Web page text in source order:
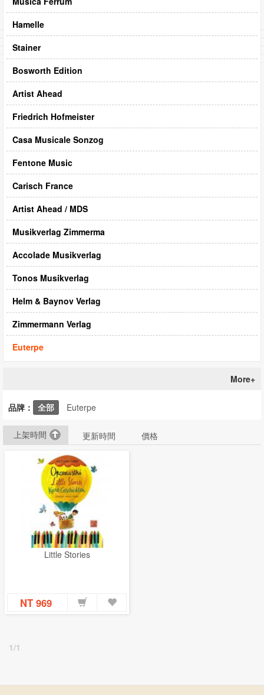
Hamelle
Stainer
Bosworth Edition
Artist Ahead
Friedrich Hofmeister
Casa Musicale Sonzog
Fentone Music
Carisch France
Artist Ahead / MDS
Musikverlag Zimmerma
Accolade Musikverlag
Tonos Musikverlag
Helm & Baynov Verlag
Zimmermann Verlag
Euterpe
More+
品牌： 全部 Euterpe
上架時間 更新時間 價格
Little Stories
NT 969
1/1